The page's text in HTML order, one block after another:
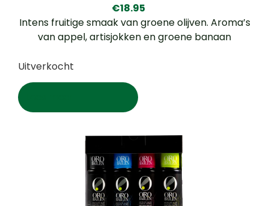
€18.95
Intens fruitige smaak van groene olijven. Aroma’s
van appel, artisjokken en groene banaan
Uitverkocht